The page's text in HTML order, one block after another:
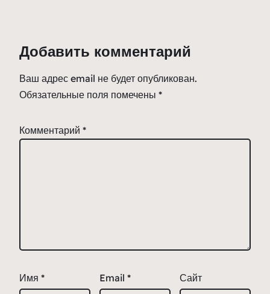
Добавить комментарий
Ваш адрес email не будет опубликован.
Обязательные поля помечены *
Комментарий *
Имя * Email * Сайт